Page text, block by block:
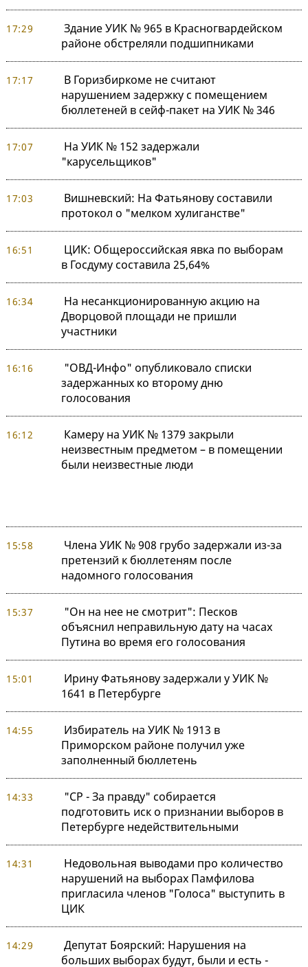
17:29
Здание УИК № 965 в Красногвардейском
районе обстреляли подшипниками
17:17
В Горизбиркоме не считают
нарушением задержку с помещением
бюллетеней в сейф-пакет на УИК № 346
17:07
На УИК № 152 задержали
"карусельщиков"
17:03
Вишневский: На Фатьянову составили
протокол о "мелком хулиганстве"
16:51
ЦИК: Общероссийская явка по выборам
в Госдуму составила 25,64%
16:34
На несанкционированную акцию на
Дворцовой площади не пришли
участники
16:16
"ОВД-Инфо" опубликовало списки
задержанных ко второму дню
голосования
16:12
Камеру на УИК № 1379 закрыли
неизвестным предметом – в помещении
были неизвестные люди
15:58
Члена УИК № 908 грубо задержали из-за
претензий к бюллетеням после
надомного голосования
15:37
"Он на нее не смотрит": Песков
объяснил неправильную дату на часах
Путина во время его голосования
15:01
Ирину Фатьянову задержали у УИК №
1641 в Петербурге
14:55
Избиратель на УИК № 1913 в
Приморском районе получил уже
заполненный бюллетень
14:33
"СР - За правду" собирается
подготовить иск о признании выборов в
Петербурге недействительными
14:31
Недовольная выводами про количество
нарушений на выборах Памфилова
пригласила членов "Голоса" выступить в
ЦИК
14:29
Депутат Боярский: Нарушения на
больших выборах будут, были и есть -